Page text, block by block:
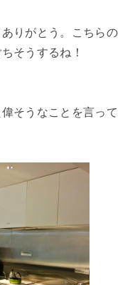
りがとう。こちらの
そうするね！
そうなことを言って